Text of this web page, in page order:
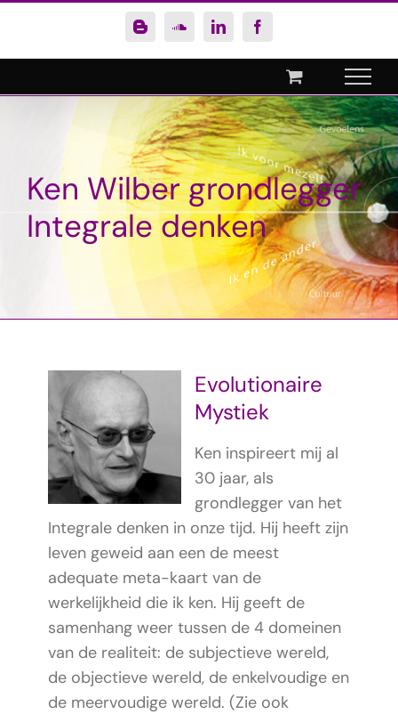
inhoud
BloggerSoundCloud
LinkedInFacebook
Ken Wilber grondlegger
Integrale denken
Evolutionaire
Mystiek
Ken inspireert mij al
30 jaar, als
grondlegger van het
Integrale denken in onze tijd. Hij heeft zijn
leven geweid aan een de meest
adequate meta-kaart van de
werkelijkheid die ik ken. Hij geeft de
samenhang weer tussen de 4 domeinen
van de realiteit: de subjectieve wereld,
de objectieve wereld, de enkelvoudige en
de meervoudige wereld. (Zie ook